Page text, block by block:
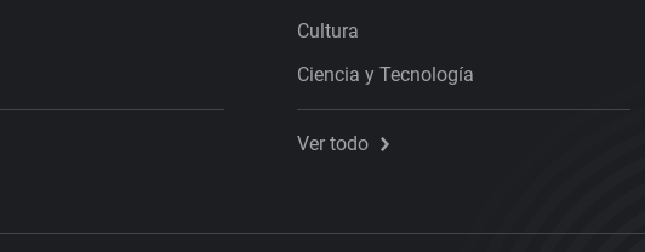
Cultura
Ciencia y Tecnología
Ver todo